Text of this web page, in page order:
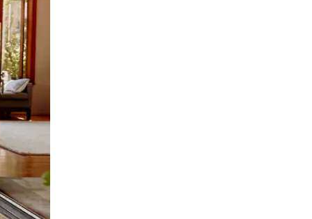
glisser.